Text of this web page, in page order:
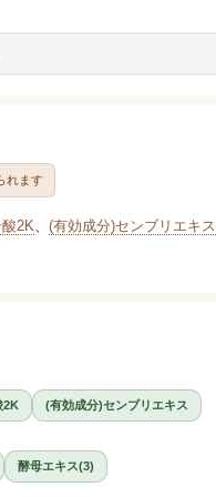
れます
2K、 (有効成分)センブリエキス
2K
(有効成分)センブリエキス
酵母エキス(3)